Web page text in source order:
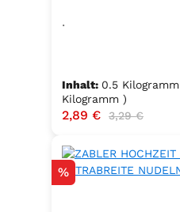
.
Inhalt: 0.5 Kilogramm
Kilogramm )
Verkaufspreis:
2,89 € Regulärer Preis:
3,29 €
Rabatt
%